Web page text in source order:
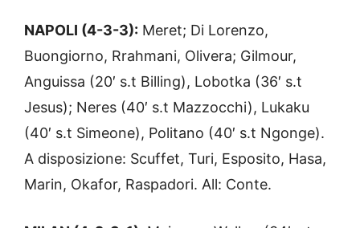
NAPOLI (4-3-3): Meret; Di Lorenzo,
Buongiorno, Rrahmani, Olivera; Gilmour,
Anguissa (20′ s.t Billing), Lobotka (36′ s.t
Jesus); Neres (40′ s.t Mazzocchi), Lukaku
(40′ s.t Simeone), Politano (40′ s.t Ngonge).
A disposizione: Scuffet, Turi, Esposito, Hasa,
Marin, Okafor, Raspadori. All: Conte.